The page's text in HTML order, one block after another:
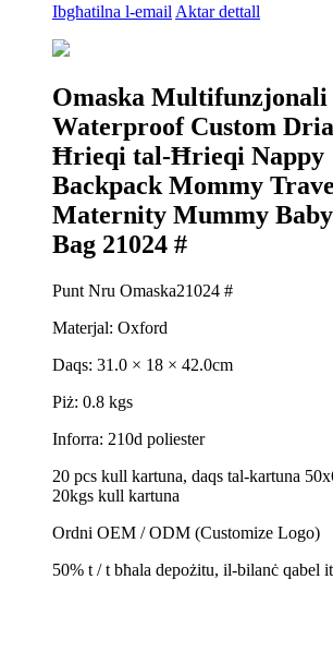
Ibgħatilna l-email Aktar dettall
Omaska ​​Multifunzjonali
Waterproof Custom
Ħrieqi tal-Ħrieqi Nappy
Backpack Mommy
Maternity Mummy
Bag 21024 #
Punt Nru Omaska21024 #
Materjal: Oxford
Daqs: 31.0 × 18 × 42.0cm
Piż: 0.8 kgs
Inforra: 210d poliester
20 pcs kull kartuna, daqs tal-kartuna
20kgs kull kartuna
Ordni OEM / ODM (Customize Logo)
50% t / t bħala depożitu, il-bilanċ qabel